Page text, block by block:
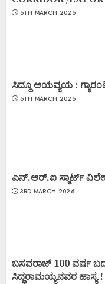
6TH MARCH 2026
ಸಿದ್ದೂ ಆಯವ್ಯಯ :
6TH MARCH 2026
ಎನ್.ಆರ್.ಐ ಸ್ಮಾರ್ಟ್
3RD MARCH 2026
ಬಸವರಾಜ್ 100 ವರ್ಷ
ಸಿದ್ಧರಾಮಯ್ಯನವರ ಹಾಸ್ಯ !